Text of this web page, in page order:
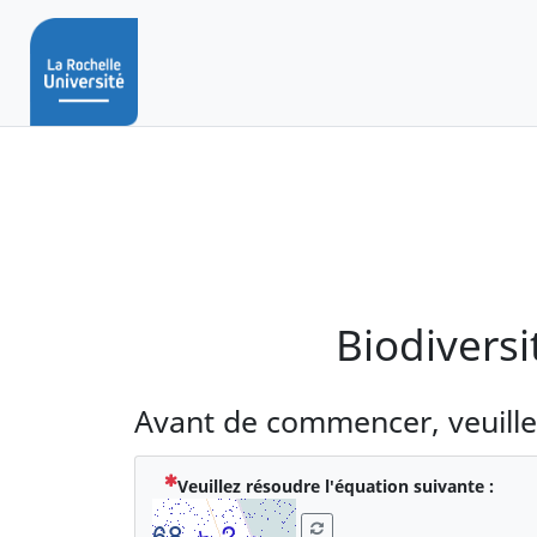
Avant de commencer,
Veuillez résoudre l'équation suivante :(